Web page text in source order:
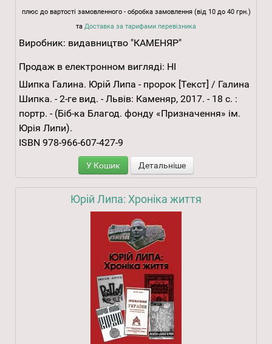
плюс до вартості замовленного - обробка замовлення (від 10 до 40 грн.)
та Доставка за тарифами перевізника
Виробник: видавництво "КАМЕНЯР"
Продаж в електронном вигляді: НІ
Шипка Галина. Юрій Липа - пророк [Текст] / Галина
Шипка. - 2-ге вид. - Львів: Каменяр, 2017. - 18 с. :
портр. - (Біб-ка Благод. фонду «Призначення» ім.
Юрія Липи).
ISBN 978-966-607-427-9
У Кошик Детальніше
Юрій Липа: Хроніка життя